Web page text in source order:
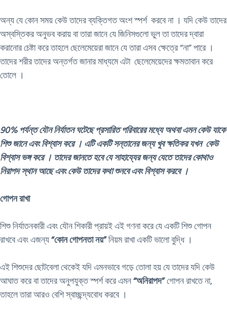
অন্য যে কোন সময় কেউ তাদের ব্যক্তিগত অংশ স্পর্শ করবে না । যদি কেউ তাদের
অস্বস্তিকর অনুভব করায় বা তারা জানে যে জিনিসগুলো ভুল তা তাদের দ্বারা
করানোর চেষ্টা করে তাহলে ছেলেমেয়েরা জানে যে তারা এসব ক্ষেত্রে “না” পারে ।
তাদের শরীর তাদের অন্তর্গত জানার মাধ্যমে এটা ছেলেমেয়েদের ক্ষমতাবান করে
তোলে ।
90% পর্যন্ত যৌন নির্যাতন ঘটেছে প্রসারিত পরিবারের মধ্যে অথবা এমন কেউ যাকে
শিশু জানে এবং বিশ্বাস করে । এটি একটি সন্তানের জন্য খুব ক্ষতিকর যখন কেউ
বিশ্বাস ভঙ্গ করে । তাদের জানতে হবে যে সাহায্যের জন্য যেতে তাদের কোথাও
নিরাপদ স্থান আছে এবং কেউ তাদের কথা শুনবে এবং বিশ্বাস করবে ।
গোপন রাখা
শিশু নির্যাতনকারী এবং যৌন শিকারী প্রায়ই এই গণনা করে যে একটি শিশু গোপন
রাখবে এবং এজন্য“কোন গোপনতা নয়”নিয়ম রাখা একটি ভালো বুদ্ধি ।
এই শিশুদের ছোটবেলা থেকেই যদি এমনভাবে গড়ে তোলা হয় যে তাদের যদি কেউ
আঘাত করে বা তাদের অনুপযুক্ত স্পর্শ করে এমন“অনিরাপদ”গোপন রাখতে না,
তাহলে তারা আরও বেশি স্বাচ্ছন্দ্যবোধ করবে ।